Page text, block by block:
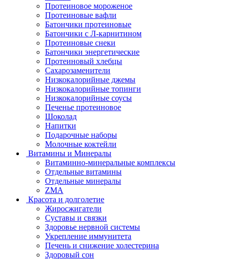
Протеиновое мороженое
Протеиновые вафли
Батончики протеиновые
Батончики с Л-карнитином
Протеиновые снеки
Батончики энергетические
Протеиновый хлебцы
Сахарозаменители
Низкокалорийные джемы
Низкокалорийные топинги
Низкокалорийные соусы
Печенье протеиновое
Шоколад
Напитки
Подарочные наборы
Молочные коктейли
Витамины и Минералы
Витаминно-минеральные комплексы
Отдельные витамины
Отдельные минералы
ZMA
Красота и долголетие
Жиросжигатели
Суставы и связки
Здоровье нервной системы
Укрепление иммунитета
Печень и снижение холестерина
Здоровый сон